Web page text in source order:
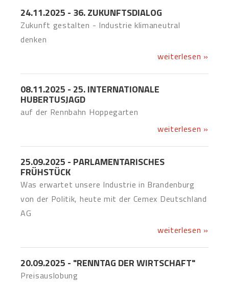
24.11.2025 - 36. ZUKUNFTSDIALOG
Zukunft gestalten - Industrie klimaneutral
denken
weiterlesen »
08.11.2025 - 25. INTERNATIONALE
HUBERTUSJAGD
auf der Rennbahn Hoppegarten
weiterlesen »
25.09.2025 - PARLAMENTARISCHES
FRÜHSTÜCK
Was erwartet unsere Industrie in Brandenburg
von der Politik, heute mit der Cemex Deutschland
AG
weiterlesen »
20.09.2025 - "RENNTAG DER WIRTSCHAFT"
Preisauslobung